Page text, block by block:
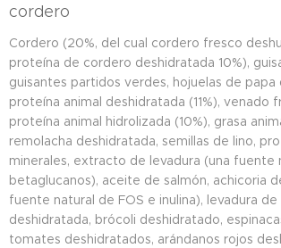
cordero
Cordero (20%, del cual cordero fresco
proteína de cordero deshidratada 10%),
guisantes partidos verdes, hojuelas de papa
proteína animal deshidratada (11%), venado
proteína animal hidrolizada (10%), grasa
remolacha deshidratada, semillas de lino,
minerales, extracto de levadura (una fuente
betaglucanos), aceite de salmón, achicoria
fuente natural de FOS e inulina), levadura
deshidratada, brócoli deshidratado,
tomates deshidratados, arándanos rojos